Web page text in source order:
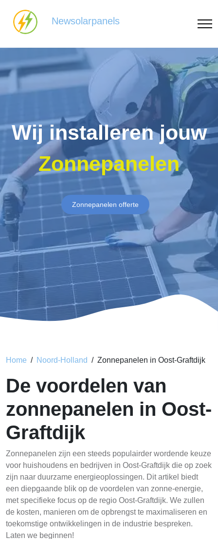
Newsolarpanels
Wij installeren jouw
Zonnepanelen
Zonnepanelen offerte
Home Noord-Holland Zonnepanelen in Oost-Graftdijk
De voordelen van
zonnepanelen in Oost-
Graftdijk
Zonnepanelen zijn een steeds populairder wordende keuze
voor huishoudens en bedrijven in Oost-Graftdijk die op zoek
zijn naar duurzame energieoplossingen. Dit artikel biedt
een diepgaande blik op de voordelen van zonne-energie,
met specifieke focus op de regio Oost-Graftdijk. We zullen
de kosten, manieren om de opbrengst te maximaliseren en
toekomstige ontwikkelingen in de industrie bespreken.
Laten we beginnen!